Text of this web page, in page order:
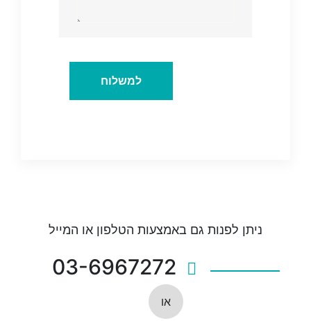
ניתן לפנות גם באמצעות הטלפון או המייל
03-6967272